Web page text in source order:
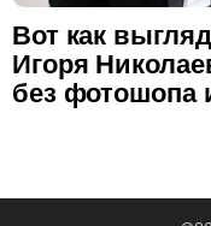
Вот как
Игоря
без фотошопа